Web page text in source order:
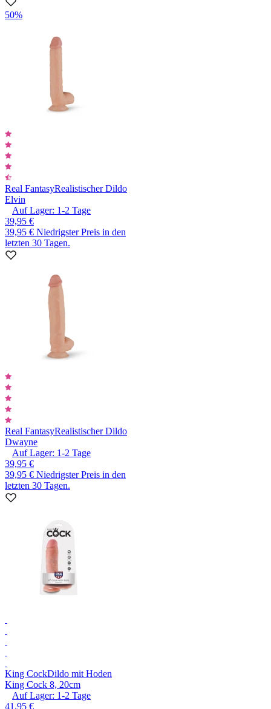
50%
Real FantasyRealistischer Dildo
Elvin
Auf Lager: 1-2 Tage
39,95 €
39,95 € Niedrigster Preis in den
letzten 30 Tagen.
Real FantasyRealistischer Dildo
Dwayne
Auf Lager: 1-2 Tage
39,95 €
39,95 € Niedrigster Preis in den
letzten 30 Tagen.
King CockDildo mit Hoden
King Cock 8, 20cm
Auf Lager: 1-2 Tage
41,95 €